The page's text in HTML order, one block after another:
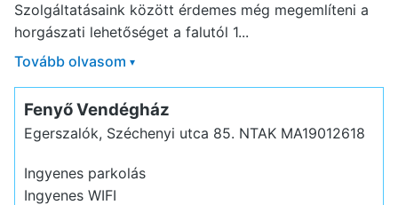
Szolgáltatásaink között érdemes még megemlíteni a
horgászati lehetőséget a falutól 1...
Tovább olvasom ▾
Fenyő Vendégház
Egerszalók, Széchenyi utca 85. NTAK MA19012618
Ingyenes parkolás
Ingyenes WIFI